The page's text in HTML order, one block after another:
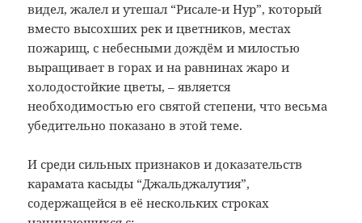
видел, жалел и утешал “Рисале-и Нур”, который
вместо высохших рек и цветников, местах
пожарищ, с небесными дождём и милостью
выращивает в горах и на равнинах жаро и
холодостойкие цветы, – является
необходимостью его святой степени, что весьма
убедительно показано в этой теме.
И среди сильных признаков и доказательств
карамата касыды “Джальджалутия”,
содержащейся в её нескольких строках